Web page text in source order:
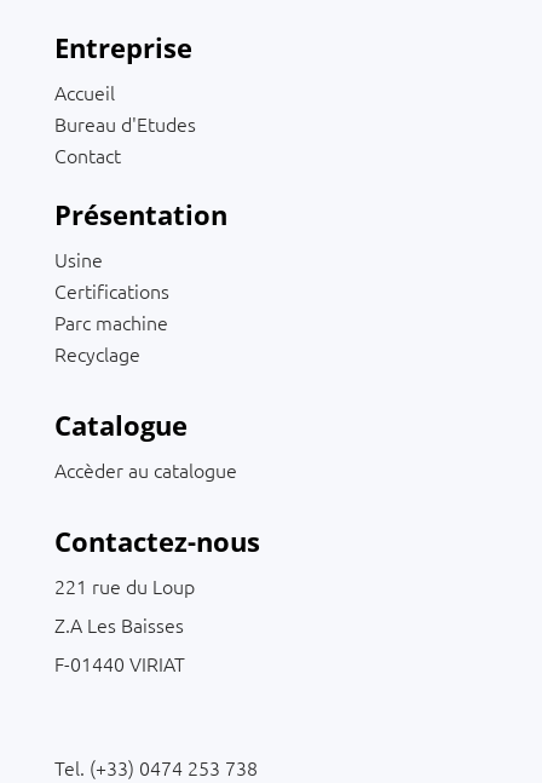
Entreprise
Accueil
Bureau d'Etudes
Contact
Présentation
Usine
Certifications
Parc machine
Recyclage
Catalogue
Accèder au catalogue
Contactez-nous
221 rue du Loup
Z.A Les Baisses
F-01440 VIRIAT
Tel. (+33) 0474 253 738